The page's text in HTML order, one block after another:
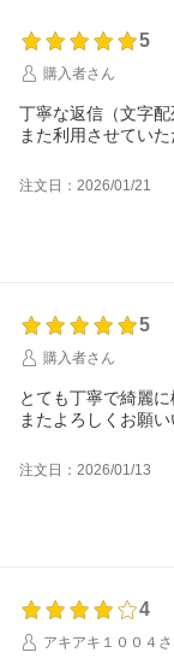
5
購入者さん
丁寧な返信（文字配
また利用させていた
注文日：2026/01/21
5
購入者さん
とても丁寧で綺麗
またよろしくお願
注文日：2026/01/13
4
アキアキ１００４